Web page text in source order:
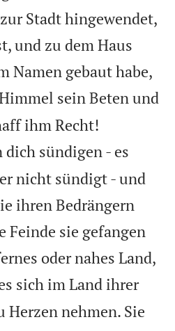
Stadt hingewendet,
und zu dem Haus
Namen gebaut habe,
sein Beten und
ihm Recht!
dich sündigen - es
nicht sündigt - und
ihren Bedrängern
Feinde sie gefangen
oder nahes Land,
sich im Land ihrer
Herzen nehmen. Sie